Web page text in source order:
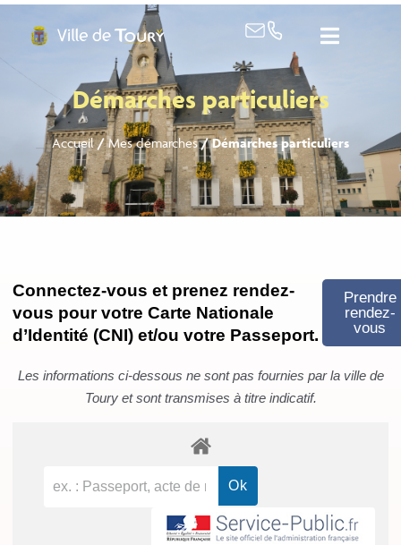
Démarches particuliers
Accueil/Mes démarches/Démarches particuliers
Connectez-vous et prenez rendez-
vous pour votre Carte Nationale
d’Identité (CNI) et/ou votre Passeport.
Prendre
rendez-
vous
Les informations ci-dessous ne sont pas fournies par la ville de
Toury et sont transmises à titre indicatif.